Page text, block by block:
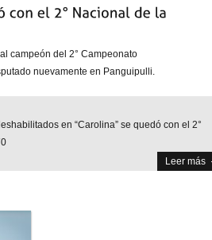
campeón del 2° Campeonato
nuevamente en Panguipulli.
en “Carolina” se quedó con el 2°
Leer más